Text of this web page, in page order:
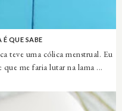
QUE SABE
teve uma cólica menstrual. Eu
me faria lutar na lama ...